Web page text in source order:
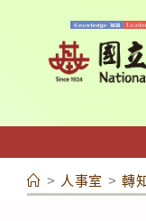
容
> 人事室 > 轉